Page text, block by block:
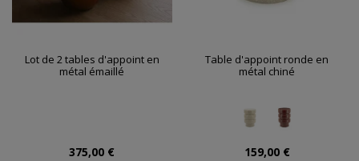
Lot de 2 tables d'appoint en
métal émaillé
375,00 €
Table d'appoint ronde en
métal chiné
159,00 €